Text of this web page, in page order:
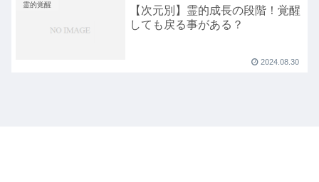
霊的覚醒
【次元別】霊的成長の段階！覚醒
しても戻る事がある？
2024.08.30